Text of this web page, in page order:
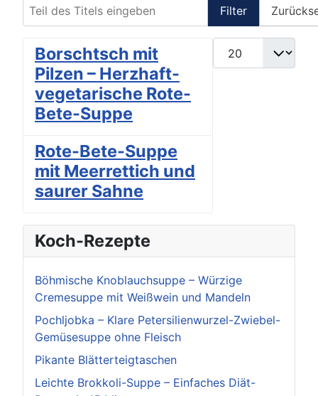
Filter
Anzeige #
Borschtsch mit
Pilzen – Herzhaft-
vegetarische Rote-
Bete-Suppe
Rote-Bete-Suppe
mit Meerrettich und
saurer Sahne
Koch-Rezepte
Böhmische Knoblauchsuppe – Würzige
Cremesuppe mit Weißwein und Mandeln
Pochljobka – Klare Petersilienwurzel-Zwiebel-
Gemüsesuppe ohne Fleisch
Pikante Blätterteigtaschen
Leichte Brokkoli-Suppe – Einfaches Diät-